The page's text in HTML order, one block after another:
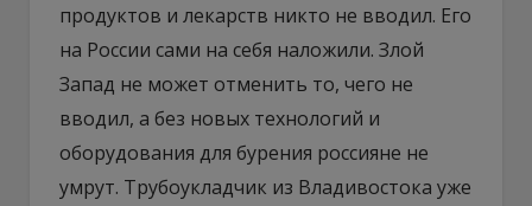
продуктов и лекарств никто не вводил. Его
на России сами на себя наложили. Злой
Запад не может отменить то, чего не
вводил, а без новых технологий и
оборудования для бурения россияне не
умрут. Трубоукладчик из Владивостока уже